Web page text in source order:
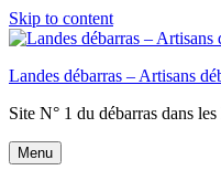
Skip to content
Landes débarras – Artisans
Site N° 1 du débarras dans
Menu